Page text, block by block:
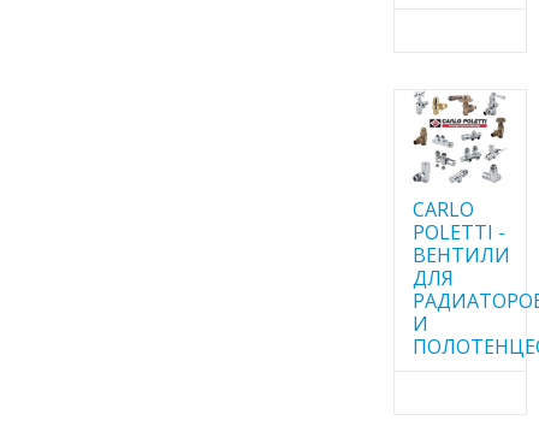
CARLO
POLETTI -
ВЕНТИЛИ
ДЛЯ
И